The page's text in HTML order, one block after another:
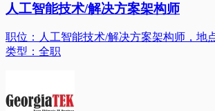
人工智能技术/解决方案架构师
职位：人工智能技术/解决方案架构师，地
类型：全职